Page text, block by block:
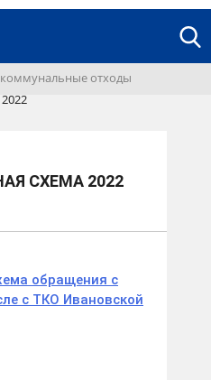
отходы
СХЕМА 2022
обращения с
с ТКО Ивановской